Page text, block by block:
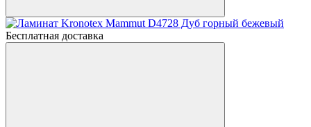
Бесплатная доставка